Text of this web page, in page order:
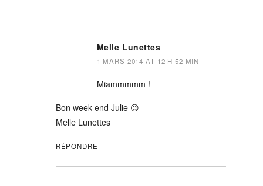
Melle Lunettes
1 MARS 2014 AT 12 H 52 MIN
Miammmmm !
Bon week end Julie 😉
Melle Lunettes
RÉPONDRE